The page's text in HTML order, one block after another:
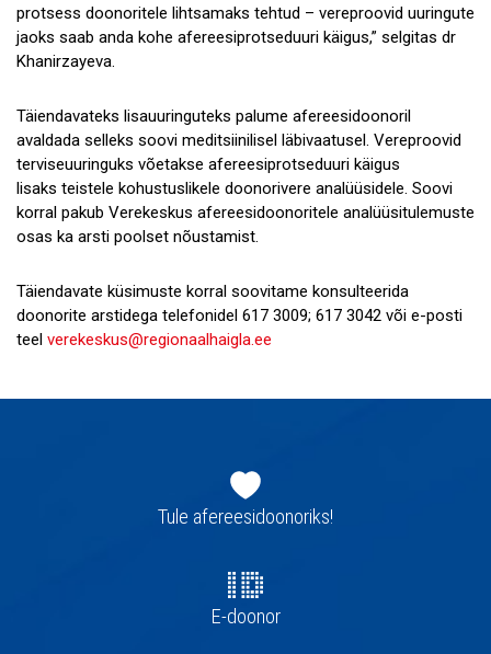
protsess doonoritele lihtsamaks tehtud – vereproovid uuringute
jaoks saab anda kohe afereesiprotseduuri käigus,” selgitas dr
Khanirzayeva.
Täiendavateks lisauuringuteks palume afereesidoonoril
avaldada selleks soovi meditsiinilisel läbivaatusel. Vereproovid
terviseuuringuks võetakse afereesiprotseduuri käigus
lisaks teistele kohustuslikele doonorivere analüüsidele. Soovi
korral pakub Verekeskus afereesidoonoritele analüüsitulemuste
osas ka arsti poolset nõustamist.
Täiendavate küsimuste korral soovitame konsulteerida
doonorite arstidega telefonidel 617 3009; 617 3042 või e-posti
teel verekeskus@regionaalhaigla.ee
navigatsioonTule afereesidoonoriks!
E-doonor